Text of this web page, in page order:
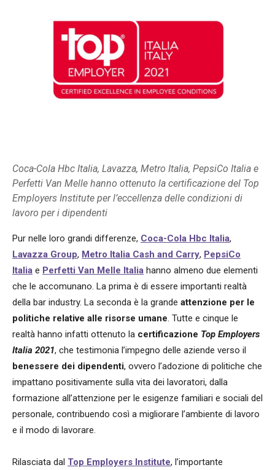
Coca-Cola Hbc Italia, Lavazza, Metro Italia, PepsiCo Italia e
Perfetti Van Melle hanno ottenuto la certificazione del Top
Employers Institute per l’eccellenza delle condizioni di
lavoro per i dipendenti
Pur nelle loro grandi differenze, Coca-Cola Hbc Italia,
Lavazza Group, Metro Italia Cash and Carry, PepsiCo
Italia e Perfetti Van Melle Italia hanno almeno due elementi
che le accomunano. La prima è di essere importanti realtà
della bar industry. La seconda è la grande attenzione per le
politiche relative alle risorse umane. Tutte e cinque le
realtà hanno infatti ottenuto la certificazione Top Employers
Italia 2021, che testimonia l’impegno delle aziende verso il
benessere dei dipendenti, ovvero l’adozione di politiche che
impattano positivamente sulla vita dei lavoratori, dalla
formazione all’attenzione per le esigenze familiari e sociali del
personale, contribuendo così a migliorare l’ambiente di lavoro
e il modo di lavorare.
Rilasciata dal Top Employers Institute, l’importante